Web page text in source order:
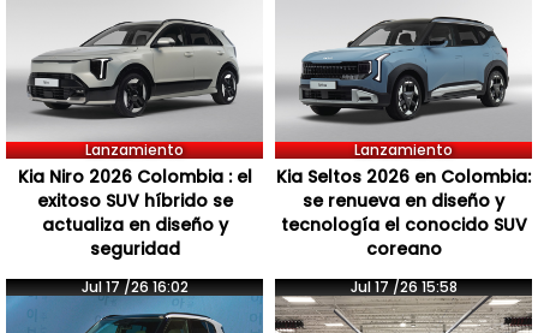
Lanzamiento
Kia Niro 2026 Colombia : el
exitoso SUV híbrido se
actualiza en diseño y
seguridad
Lanzamiento
Kia Seltos 2026 en Colombia:
se renueva en diseño y
tecnología el conocido SUV
coreano
Jul 17 /26 16:02 Jul 17 /26 15:58